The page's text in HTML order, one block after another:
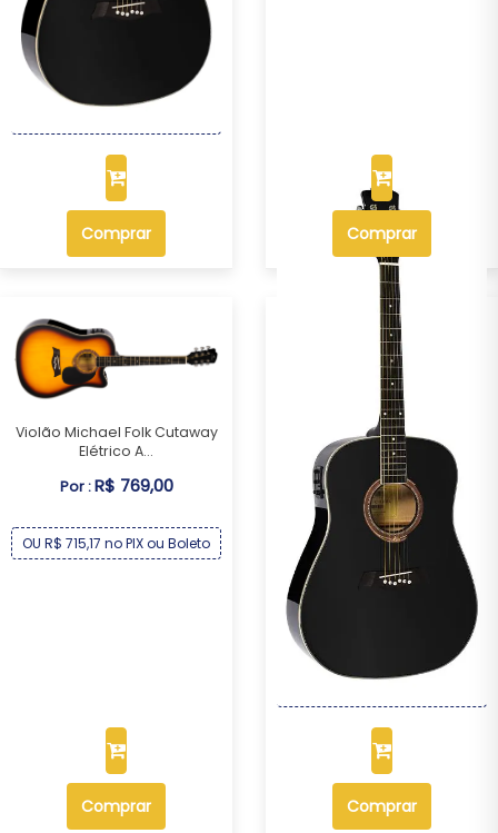
Violão Michael Folk Cutaway
Comprar Comprar
Violão Michael Folk Cutaway
Elétrico A...
Por :R$ 769,00
OU R$ 715,17 no PIX ou Boleto
Comprar
Violão Michael Folk Elétrico
Comprar